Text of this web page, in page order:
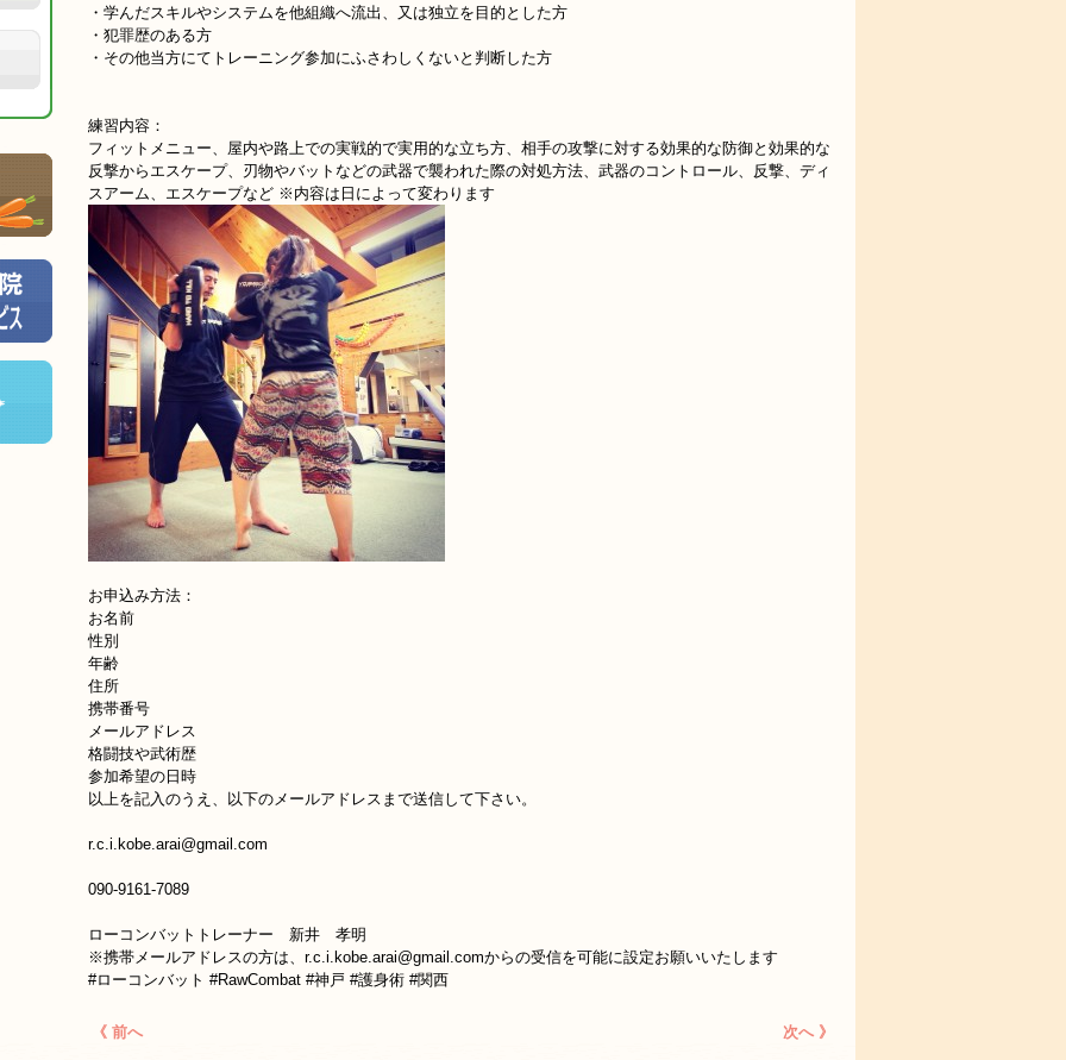
・学んだスキルやシステムを他組織へ流出、又は独立を目的とした方
・犯罪歴のある方
・その他当方にてトレーニング参加にふさわしくないと判断した方
練習内容：
フィットメニュー、屋内や路上での実戦的で実用的な立ち方、相手の攻撃に対する効果的な防御と効果的な
反撃からエスケープ、刃物やバットなどの武器で襲われた際の対処方法、武器のコントロール、反撃、ディ
スアーム、エスケープなど ※内容は日によって変わります
お申込み方法：
お名前
性別
年齢
住所
携帯番号
メールアドレス
格闘技や武術歴
参加希望の日時
以上を記入のうえ、以下のメールアドレスまで送信して下さい。
r.c.i.kobe.arai@gmail.com
090-9161-7089
ローコンバットトレーナー 新井 孝明
※携帯メールアドレスの方は、r.c.i.kobe.arai@gmail.comからの受信を可能に設定お願いいたします
#ローコンバット #RawCombat #神戸 #護身術 #関西
《 前へ 次へ 》